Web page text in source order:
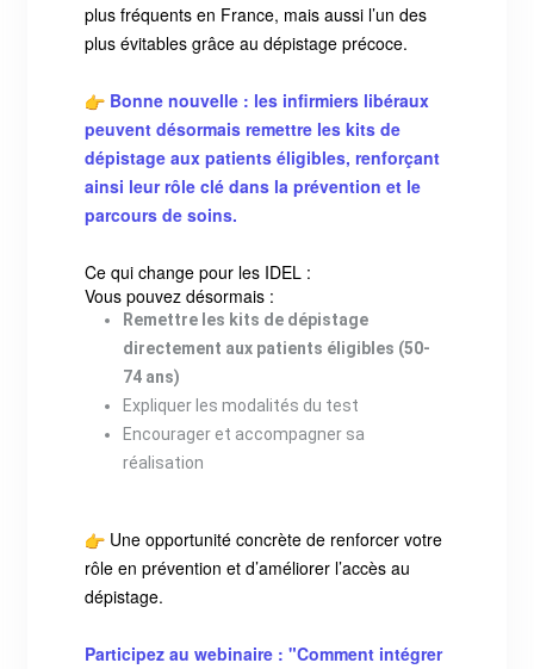
plus fréquents en France, mais aussi l’un des
plus évitables grâce au dépistage précoce.
Bonne nouvelle : les infirmiers libéraux
peuvent désormais remettre les kits de
dépistage aux patients éligibles, renforçant
ainsi leur rôle clé dans la prévention et le
parcours de soins.
Ce qui change pour les IDEL :
Vous pouvez désormais :
Remettre les kits de dépistage
directement aux patients éligibles (50-
74 ans)
Expliquer les modalités du test
Encourager et accompagner sa
réalisation
Une opportunité concrète de renforcer votre
rôle en prévention et d’améliorer l’accès au
dépistage.
Participez au webinaire : "Comment intégrer